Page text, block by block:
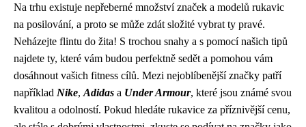
Na trhu existuje nepřeberné množství značek a modelů rukavic
na posilování, a proto se může zdát složité vybrat ty pravé.
Neházejte flintu do žita! S trochou snahy a s pomocí našich tipů
najdete ty, které vám budou perfektně sedět a pomohou vám
dosáhnout vašich fitness cílů. Mezi nejoblíbenější značky patří
například Nike, Adidas a Under Armour, které jsou známé svou
kvalitou a odolností. Pokud hledáte rukavice za příznivější cenu,